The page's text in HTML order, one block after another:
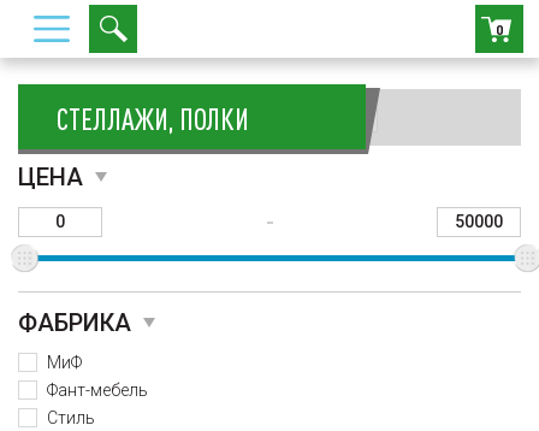
0
СТЕЛЛАЖИ, ПОЛКИ
Сортировать:
ЦЕНА
-
ФАБРИКА
МиФ
Фант-мебель
Стиль